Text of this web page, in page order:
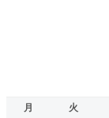
月 火